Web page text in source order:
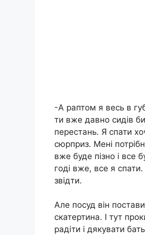
-А раптом я весь в
ти вже давно сидів
перестань. Я спати
сюрприз. Мені
вже буде пізно і
годі вже, все я
звідти.
Але посуд він
скатертина. І тут
радіти і дякувати